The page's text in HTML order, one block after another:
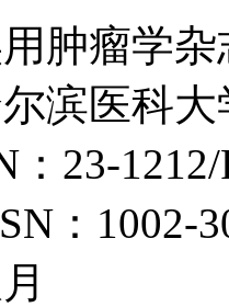
肿瘤学杂
滨医科
：23-1212/
：1002-